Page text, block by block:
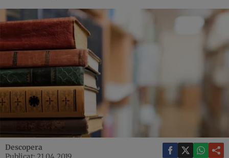
Descopera